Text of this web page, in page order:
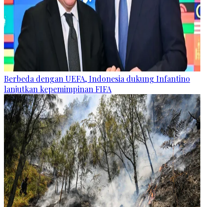
Berbeda dengan UEFA, Indonesia dukung Infantino
lanjutkan kepemimpinan FIFA